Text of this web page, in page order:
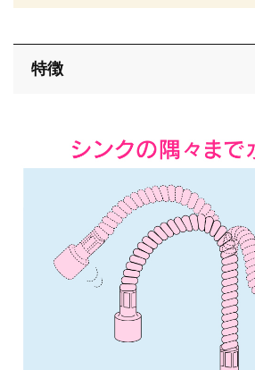
特徴
キッチン
エクステリア